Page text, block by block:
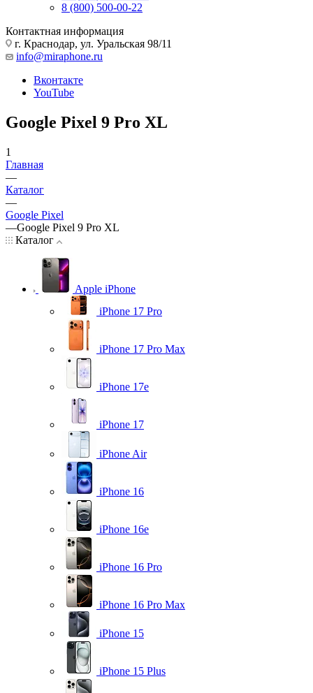
8 (800) 500-00-22
Контактная информация
г. Краснодар, ул. Уральская 98/11
info@miraphone.ru
Вконтакте
YouTube
Google Pixel 9 Pro XL
1
Главная
—
Каталог
—
Google Pixel
—Google Pixel 9 Pro XL
Каталог
Apple iPhone
iPhone 17 Pro
iPhone 17 Pro Max
iPhone 17e
iPhone 17
iPhone Air
iPhone 16
iPhone 16e
iPhone 16 Pro
iPhone 16 Pro Max
iPhone 15
iPhone 15 Plus